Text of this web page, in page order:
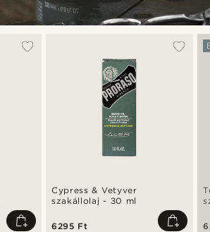
Cypress & Vetyver
szakállolaj - 30 ml
6295 Ft